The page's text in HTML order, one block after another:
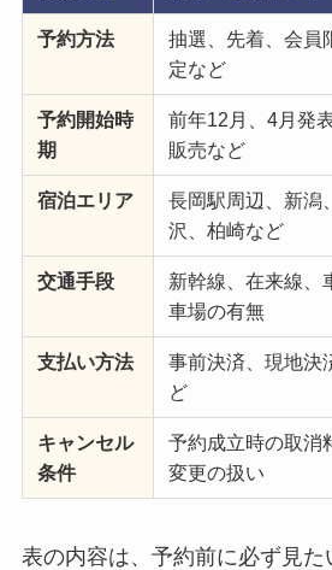
予約方法
抽選、先着、会員
定など
予約開始時
期
前年12月、4月発
販売など
宿泊エリア
長岡駅周辺、新潟
沢、柏崎など
交通手段
新幹線、在来線、
車場の有無
支払い方法
事前決済、現地決
ど
キャンセル
条件
予約成立時の取消
変更の扱い
表の内容は、予約前に必ず見た